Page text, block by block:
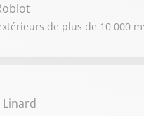
de plus de 10 000
Linard